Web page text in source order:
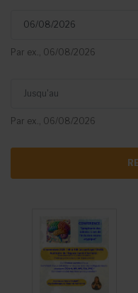
Par ex., 06/08/2026
Par ex., 06/08/2026